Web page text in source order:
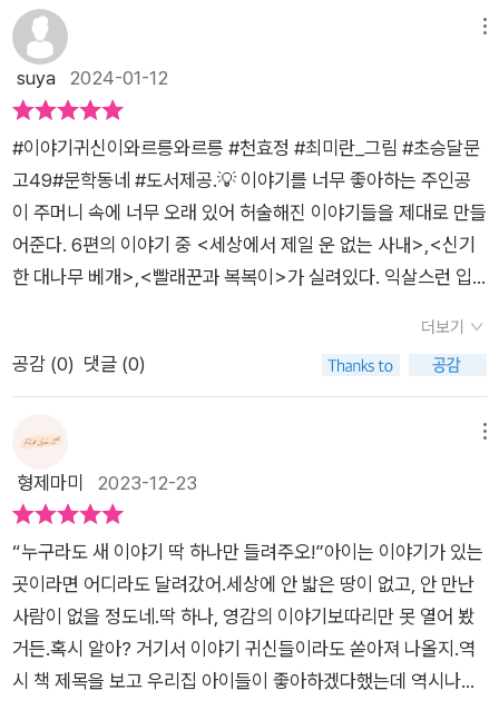
가다 말고 방구석에 이불과 베개를 꺼내놓고는 푹 자라고 어깨를
두드려주고 나갔다. 나같은 주인공이 있다니!ㅎㅎ 어느 날 아끼
던 목침이 쪼개져버린 잠보는 대나무를 쪼개 새 베개를 만들었다.
쌍둥이 같은 두 베개를 나란히 놓고 자다가 함께 누울 이가 없다
는 생각에 미친 잠보는 광고를 낸다. “푹 자고 싶은 이라면 누구
나 환영! (매일 밤 선착순 한 명 모집)”그리하여 다양한 존재들이
잠보의 옆에서 쌍둥이 대나무 베개를 베고 하룻밤 잠을 자고 간
다. 선비, 할머니, 호랑이에 저승사자까지 각양각색에다 저마다의
사연도 재미나기 짝이 없다. 그런데.... 마지막이 좀 쓸쓸한가 싶
였거든. 어제도 그림자 이야기를 읽었는데 신기하다. 하여간 한
이불을 덮고 사이좋게 잠이 들었다니 잘 됐지 뭐야. 세 번째 귀
신의 이야기는 배경이 지넷골이다. 연약한 소녀들을 잡아가는 왕
지네. 우리의 주인공은 그 이야기를 이렇게 바꿨다. “몰랐어? 지
신에게 하면서 말이다. 바꾼 이야기의 제목은 「빨래꾼과 복복이」
다. 씩씩한 빨래꾼 소녀는 빨랫방망이 하나로 어찌나 깨끗하게 삯
빨래는 하는지 아주 동네의 보물이다. 부모를 잃고 ‘복복이’라는
병아리(?)와 둘이 산다. 없는 형편에도 복복이를 잘 먹이며 소중
하게 키운다. 드디어 이야기 귀신이 말한 왕지네가 나올 차례가
되었다. 왜 있잖은가? 제물로 소녀들을 바쳐야 하는 이야기. 하필
이번에 빨래꾼이 뽑힌 거다. 하지만 이야기란 건 변화무쌍하면서
가 새로운 이야기를 만들어 주는 내용으로 시작이 됩니다. [이야
기귀신이와르릉와르릉] 글씨체도 옆에 그려진 그림들도 익살스
럽고 즐거운 그림으로 보는 순간 어떤 이야기인지 기대가 됩니다.
​ [이야기귀신이와르릉와르릉] 의 첫번째 이야기인 '세상에서 제
일 운 없는 사내' 입니다. 사는 내내 운이 없는 사내는 돌 구경하기
에만 관심이 있습니다. 어떤 금은보화를 발견해도 돌 외에는 관심
이 없는 사내. 운 없는 사내 입장에서 보면 임금이 된 상황도 운이
없는 상황이나 독자 입장에서는 왜 저렇게 운이 없다고 탄식을 하
는지 도무지 이해가 되지 않는 신기한 이야기. ​타인의 기준과 나
수 있다는 교훈을 주는 이야기 입니다. 앞으로 세상을 살아가면서
꼭 잊지 말았으면 엄마의 마음이 그대로 담긴 두번째 교훈이네요.
[이야기귀신이와르릉와르릉] 의 두번째 이야기는 신기한 대나무
베게입니다. 옛날 옛적 자는것을 참 좋아하는 잠보가 살았어요.
잘 자기 위해 대나무베게를 만들었는데 대나무 베게 나란히 있으
면 나무 안에서 시원한 바람이 솔솔 불어 그렇게 잠이 잘 온데요.
자 자기 외로워 누구든 아무나 와서 잘 수 있게 했더니 어른아이
는 물론 외로움 타는 호랑이와 저승사자까지 와서 자고 간다는 이
야기입니다. 이 중 저승사자가 잘 때 편하게 자라고 저승사자의
신발을 잠보가 벗겨 놓았는데 이 일로 인해 인간세상에 아주 좋은
일이 생긴다고 합니다. ​누구에게나 친절을 베풀며 살라는 교훈을
했어요. 그러던 어느 날, 그렇게 소원하던 이야기보따리를 드디어
열게 되었죠.무릇 이야기란 넓은 세상을 맘껏 돌아다녀야하는 법
인데, 보따리 속 이야기들은 자신이무슨 이야기였는지 잊어버린
로운 이야기로 만들어 준다고 해요!이야기 좋아하는 아이가 뚝딱
고친 재미있고 특별한 이야기! 한 번 만나보지 않겠어요?자신의
모습을 잃어버린 이야기 귀신 여섯!이들의 한을 풀어주기 위해 새
로운 이야기로재탄생시키는 아이의 모습이 무척 유쾌했어요.그
리고 새 이야기 하나하나가 어찌나 흥미진진하던지, 특히 다양한
교훈 및 생각할 거리까지담겨 있어 정말 좋았답니다. 구수한 전래
동화를 보는 것처럼 맛깔스러운문장과 익살스러운 삽화도 이야
기에도좋을 것 같아요. 책을 읽고 나서 이야기 속주인공처럼 나만
의 새로운 이야기를 만들어 보면 더욱 즐거운 독서시간 만들 수
있겠죠?이야기보따리는 총 2권에 나눠서 펼쳐지니, 빨리 2권도
만나봐야겠네요!'출판사로부터 책을 제공받아 쓴 리뷰입니다.'
suya 2024-01-12
#이야기귀신이와르릉와르릉 #천효정 #최미란_그림 #초승달문
고49#문학동네 #도서제공.💡 이야기를 너무 좋아하는 주인공
이 주머니 속에 너무 오래 있어 허술해진 이야기들을 제대로 만들
어준다. 6편의 이야기 중 <세상에서 제일 운 없는 사내>,<신기
한 대나무 베개>,<빨래꾼과 복복이>가 실려있다. 익살스런 입
져 2권도 빨리 읽고 싶어진다.두 작가님의 <칠백일의 백일장>
캐릭터를 찾아보는 것도 재미를 더해주는 꿀팁!! 옛 이야기 싫어
하는 사람이 있을까? 어릴적 방학 때 할머니집에서 자기전에 듣
던 이야기들로 이리바꾸고 저리바꾸며 잠자리 이야기를 겨우겨
우 채웠었는데 이런 책이 진작에 있었다면 혼자 살짝이 보고 신명
나게 들려줬을 것 같다! +시대반영이 된 주인공도 너무나 매력 만
추천 #서평단 #독서 #독서일기 #책리뷰
더보기
공감 (0) 댓글 (0)
형제마미 2023-12-23
“누구라도 새 이야기 딱 하나만 들려주오!”아이는 이야기가 있는
곳이라면 어디라도 달려갔어.세상에 안 밟은 땅이 없고, 안 만난
사람이 없을 정도네.딱 하나, 영감의 이야기보따리만 못 열어 봤
거든.혹시 알아? 거기서 이야기 귀신들이라도 쏟아져 나올지.역
시 책 제목을 보고 우리집 아이들이 좋아하겠다했는데 역시나네